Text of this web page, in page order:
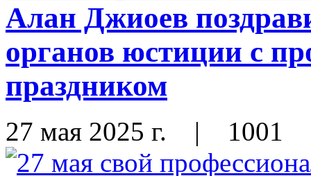
Алан Джиоев
органов юстиции с
праздником
27 мая 2025 г. | 1001